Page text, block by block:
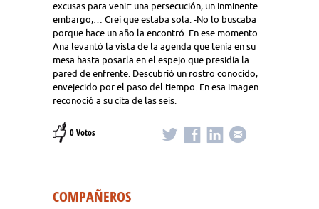
excusas para venir: una persecución, un inminente
embargo,… Creí que estaba sola. -No lo buscaba
porque hace un año la encontró. En ese momento
Ana levantó la vista de la agenda que tenía en su
mesa hasta posarla en el espejo que presidía la
pared de enfrente. Descubrió un rostro conocido,
envejecido por el paso del tiempo. En esa imagen
reconoció a su cita de las seis.
0 Votos
COMPAÑEROS